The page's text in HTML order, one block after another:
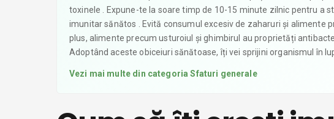
toxinele . Expune-te la soare timp de 10-15 minute zilnic pentru a
imunitar sănătos . Evită consumul excesiv de zaharuri și alimente
plus, alimente precum usturoiul și ghimbirul au proprietăți
Adoptând aceste obiceiuri sănătoase, îți vei sprijini organismul în
Vezi mai multe din categoriaSfaturi generale